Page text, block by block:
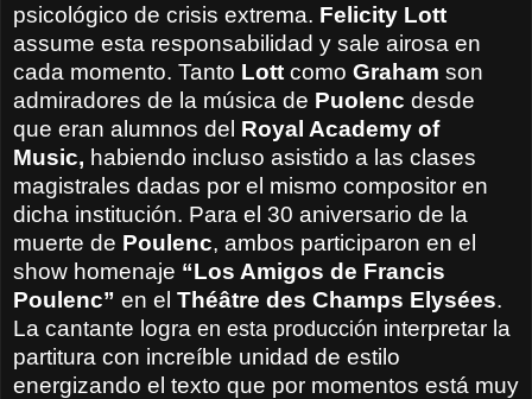
psicológico de crisis extrema. Felicity Lott
assume esta responsabilidad y sale airosa en
cada momento. Tanto Lott como Graham son
admiradores de la música de Puolenc desde
que eran alumnos del Royal Academy of
Music, habiendo incluso asistido a las clases
magistrales dadas por el mismo compositor en
dicha institución. Para el 30 aniversario de la
muerte de Poulenc, ambos participaron en el
show homenaje “Los Amigos de Francis
Poulenc” en el Théâtre des Champs Elysées.
La cantante logra en esta producción interpretar la
partitura con increíble unidad de estilo
energizando el texto que por momentos está muy